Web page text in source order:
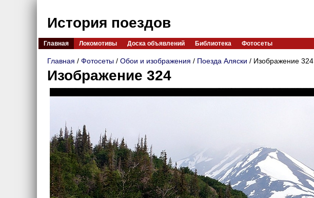
История поездов
Главная Локомотивы Доска объявлений Библиотека Фотосеты
Главная / Фотосеты / Обои и изображения / Поезда Аляски / Изображение 324
Изображение 324